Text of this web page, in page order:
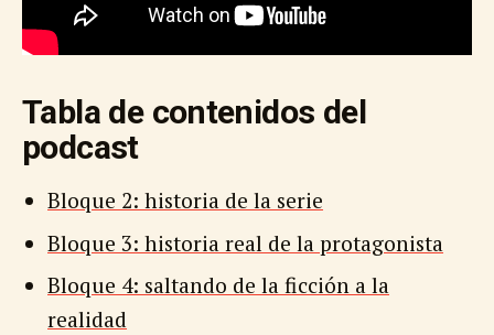
Tabla de contenidos del
podcast
Bloque 2: historia de la serie
Bloque 3: historia real de la protagonista
Bloque 4: saltando de la ficción a la
realidad